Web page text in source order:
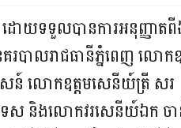
ដោយទទួលបានការអនុញ្ញាត
របាលរាជធានីភ្នំពេញ លោកឧ
េសន៍ លោកឧត្តមសេនីយ៍ត្រី សរ
ស និងលោកវរសេនីយ៍ឯក ចា